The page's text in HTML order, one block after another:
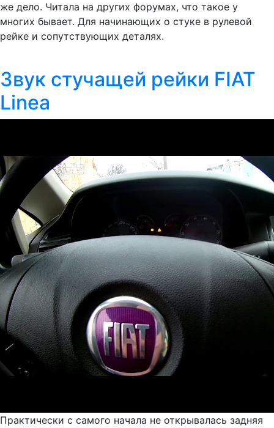
же дело. Читала на других форумах, что такое у
многих бывает. Для начинающих о стуке в рулевой
рейке и сопутствующих деталях.
Звук стучащей рейки FIAT
Linea
Практически с самого начала не открывалась задняя